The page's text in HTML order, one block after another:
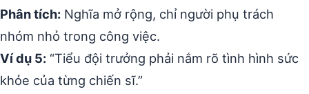
Phân tích: Nghĩa mở rộng, chỉ người phụ trách
nhóm nhỏ trong công việc.
Ví dụ 5: “Tiểu đội trưởng phải nắm rõ tình hình sức
khỏe của từng chiến sĩ.”